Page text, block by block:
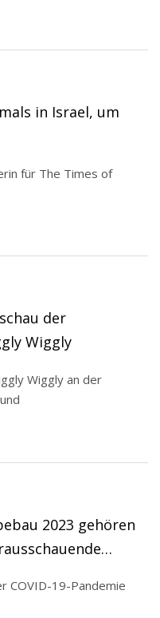
in Israel, um
für The Times of
der
Wiggly
Wiggly an der
2023 gehören
COVID-19-Pandemie